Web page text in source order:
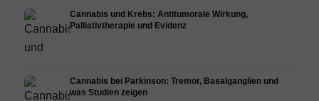
Cannabis und Krebs: Antitumorale Wirkung,
Palliativtherapie und Evidenz
Cannabis bei Parkinson: Tremor, Basalganglien und
was Studien zeigen